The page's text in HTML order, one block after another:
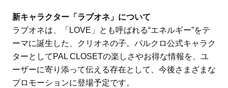
新キャラクター「ラブオネ」について
ラブオネは、「LOVE」とも呼ばれる“エネルギー”をテ
ーマに誕生した、クリオネの子。パルクロ公式キャラク
ターとしてPAL CLOSETの楽しさやお得な情報を、ユ
ーザーに寄り添って伝える存在として、今後さまざまな
プロモーションに登場予定です。